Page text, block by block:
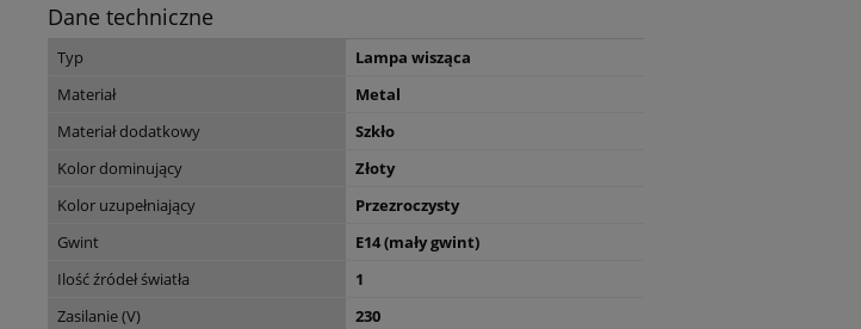
Dane techniczne
Typ
Lampa wisząca
Materiał
Metal
Materiał dodatkowy
Szkło
Kolor dominujący
Złoty
Kolor uzupełniający
Przezroczysty
Gwint
E14 (mały gwint)
Ilość źródeł światła
1
Zasilanie (V)
230